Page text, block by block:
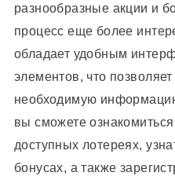
разнообразные акции и
процесс еще более
обладает удобным
элементов, что
необходимую
вы сможете
доступных лотереях,
бонусах, а также